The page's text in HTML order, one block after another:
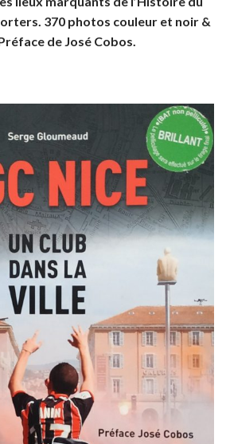
370 photos couleur et noir &
de José Cobos.